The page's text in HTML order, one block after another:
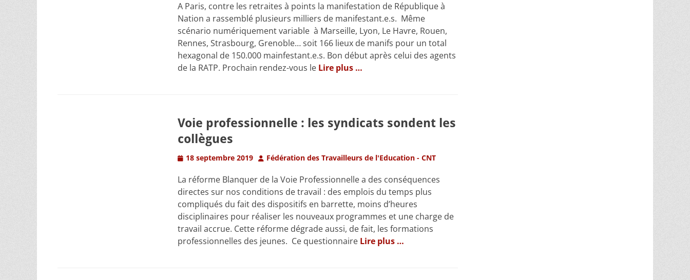
A Paris, contre les retraites à points la manifestation de République à
Nation a rassemblé plusieurs milliers de manifestant.e.s. Même
scénario numériquement variable à Marseille, Lyon, Le Havre, Rouen,
Rennes, Strasbourg, Grenoble… soit 166 lieux de manifs pour un total
hexagonal de 150.000 mainfestant.e.s. Bon début après celui des agents
de la RATP. Prochain rendez-vous le Lire plus …
Voie professionnelle : les syndicats sondent les
collègues
Posted
18 septembre 2019 Author
Fédération des Travailleurs de l'Education - CNT
La réforme Blanquer de la Voie Professionnelle a des conséquences
directes sur nos conditions de travail : des emplois du temps plus
compliqués du fait des dispositifs en barrette, moins d’heures
disciplinaires pour réaliser les nouveaux programmes et une charge de
travail accrue. Cette réforme dégrade aussi, de fait, les formations
professionnelles des jeunes. Ce questionnaire Lire plus …